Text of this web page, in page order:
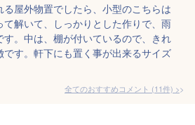
屋外物置でしたら、小型のこちらは
解いて、しっかりとした作りで、雨
す。中は、棚が付いているので、きれ
す。軒下にも置く事が出来るサイズ
全てのおすすめコメント (11件) >